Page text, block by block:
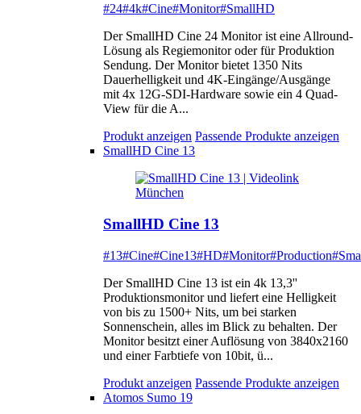
#24#4k#Cine#Monitor#SmallHD
Der SmallHD Cine 24 Monitor ist eine Allround-
Lösung als Regiemonitor oder für Produktion
Sendung. Der Monitor bietet 1350 Nits
Dauerhelligkeit und 4K-Eingänge/Ausgänge
mit 4x 12G-SDI-Hardware sowie ein 4 Quad-
View für die A...
Produkt anzeigen Passende Produkte anzeigen
SmallHD Cine 13
SmallHD Cine 13
#13#Cine#Cine13#HD#Monitor#Production
Der SmallHD Cine 13 ist ein 4k 13,3''
Produktionsmonitor und liefert eine Helligkeit
von bis zu 1500+ Nits, um bei starken
Sonnenschein, alles im Blick zu behalten. Der
Monitor besitzt einer Auflösung von 3840x2160
und einer Farbtiefe von 10bit, ü...
Produkt anzeigen Passende Produkte anzeigen
Atomos Sumo 19